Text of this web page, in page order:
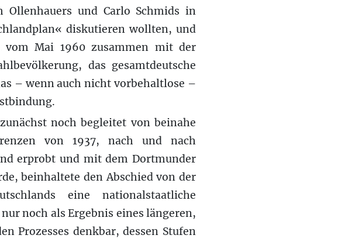
Ollenhauers und Carlo Schmids in
diskutieren wollten, und
vom Mai 1960 zusammen mit der
das gesamtdeutsche
– wenn auch nicht vorbehaltlose –
noch begleitet von beinahe
von 1937, nach und nach
erprobt und mit dem Dortmunder
beinhaltete den Abschied von der
eine nationalstaatliche
noch als Ergebnis eines längeren,
Prozesses denkbar, dessen Stufen